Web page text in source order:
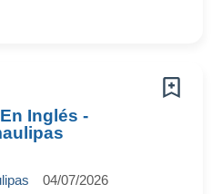
Inglés -
04/07/2026